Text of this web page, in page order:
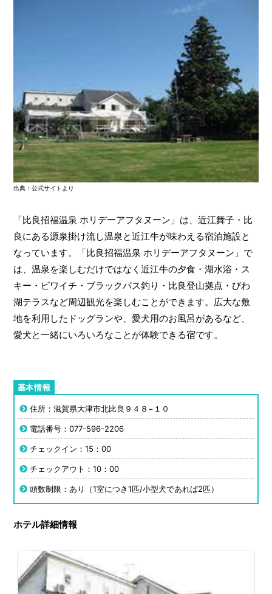
出典：公式サイトより
「比良招福温泉 ホリデーアフタヌーン」は、近江舞子・比
良にある源泉掛け流し温泉と近江牛が味わえる宿泊施設と
なっています。「比良招福温泉 ホリデーアフタヌーン」で
は、温泉を楽しむだけではなく近江牛の夕食・湖水浴・ス
キー・ビワイチ・ブラックバス釣り・比良登山拠点・びわ
湖テラスなど周辺観光を楽しむことができます。広大な敷
地を利用したドッグランや、愛犬用のお風呂があるなど、
愛犬と一緒にいろいろなことが体験できる宿です。
住所：滋賀県大津市北比良９４８−１０
電話番号：077-596-2206
チェックイン：15：00
チェックアウト：10：00
頭数制限：あり（1室につき1匹/小型犬であれば2匹）
ホテル詳細情報